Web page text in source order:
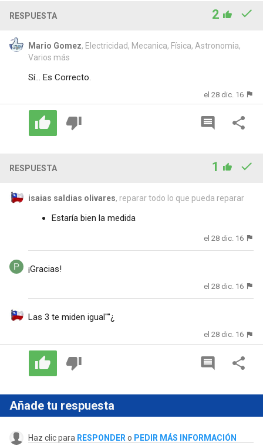
RESPUESTA 2
Mario Gomez, Electricidad, Mecanica, Física, Astronomia,
Varios más
Sí... Es Correcto.
el 28 dic. 16
RESPUESTA 1
isaias saldias olivares, reparar todo lo que pueda reparar
Estaría bien la medida
el 28 dic. 16
¡Gracias!
el 28 dic. 16
Las 3 te miden igual''''¿
el 28 dic. 16
Añade tu respuesta
Haz clic para RESPONDER o PEDIR MÁS INFORMACIÓN